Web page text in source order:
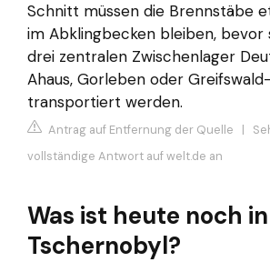
Schnitt müssen die Brennstäbe
im Abklingbecken bleiben, bevor
drei zentralen Zwischenlager
Ahaus, Gorleben oder
transportiert werden.
Antrag auf Entfernung der Quelle |
vollständige Antwort auf welt.de an
Was ist heute noch in
Tschernobyl?